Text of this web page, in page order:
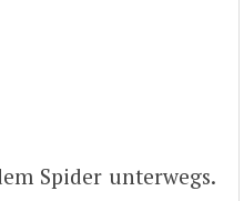
Spider unterwegs.